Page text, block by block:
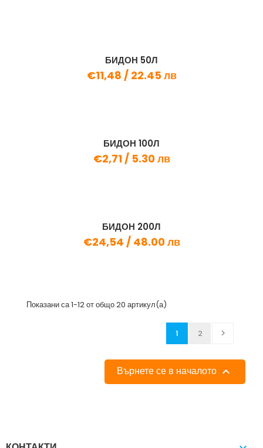
БИДОН 50Л
€11,48 / 22.45 лв
БИДОН 100Л
€2,71 / 5.30 лв
БИДОН 200Л
€24,54 / 48.00 лв
Показани са 1-12 от общо 20 артикул(а)
1 2 
Върнете се в началото 